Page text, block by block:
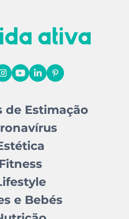
de Estimação
Fitness
e Bebés